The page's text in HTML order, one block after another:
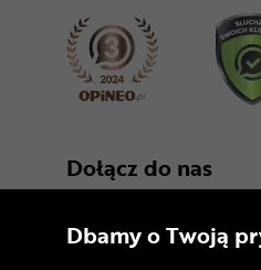
Dołącz do nas
Dbamy o Twoją